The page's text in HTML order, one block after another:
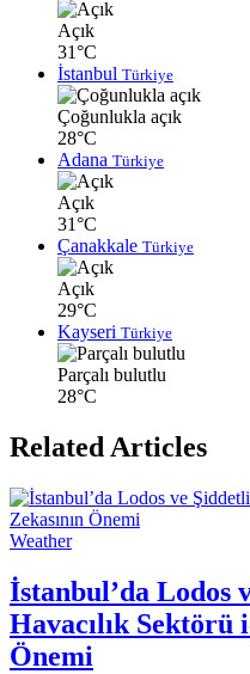
Açık
31°C
İstanbul Türkiye
Çoğunlukla açık
28°C
Adana Türkiye
Açık
31°C
Çanakkale Türkiye
Açık
29°C
Kayseri Türkiye
Parçalı bulutlu
28°C
Related Articles
Weather
İstanbul’da Lodos
Havacılık Sektörü
Önemi